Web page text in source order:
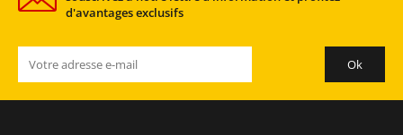
d'avantages exclusifs